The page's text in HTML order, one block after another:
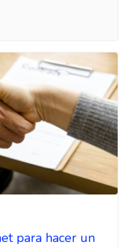
para hacer un